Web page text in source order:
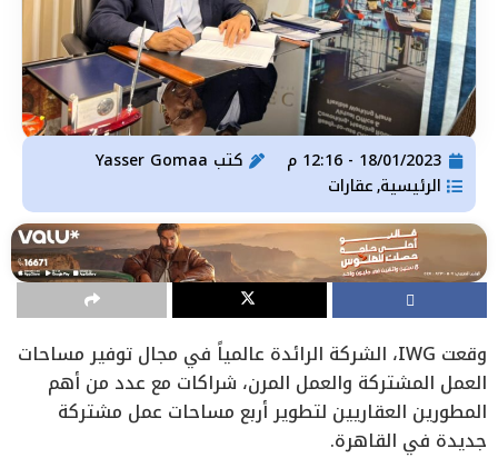
18/01/2023 - 12:16 م كتبYasser Gomaa
الرئيسية,عقارات
وقعت IWG، الشركة الرائدة عالمياً في مجال توفير مساحات
العمل المشتركة والعمل المرن، شراكات مع عدد من أهم
المطورين العقاريين لتطوير أربع مساحات عمل مشتركة
جديدة في القاهرة.